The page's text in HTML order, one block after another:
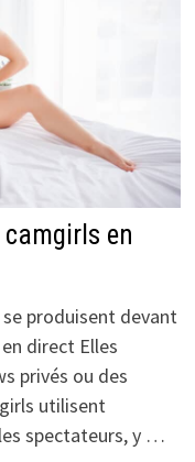
en
produisent devant
direct Elles
privés ou des
utilisent
spectateurs, y …